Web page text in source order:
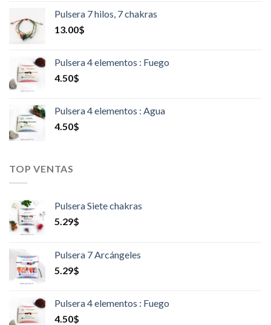
Pulsera 7 hilos, 7 chakras
13.00$
Pulsera 4 elementos : Fuego
4.50$
Pulsera 4 elementos : Agua
4.50$
TOP VENTAS
Pulsera Siete chakras
5.29$
Pulsera 7 Arcángeles
5.29$
Pulsera 4 elementos : Fuego
4.50$